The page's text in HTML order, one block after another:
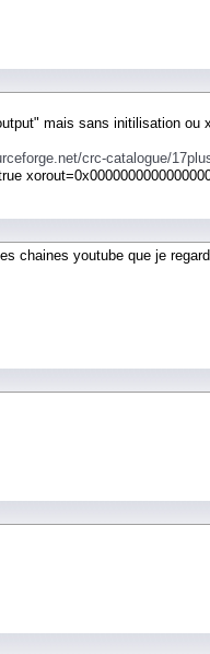
mais sans initilisation
crc-catalogue/
chaines youtube que je